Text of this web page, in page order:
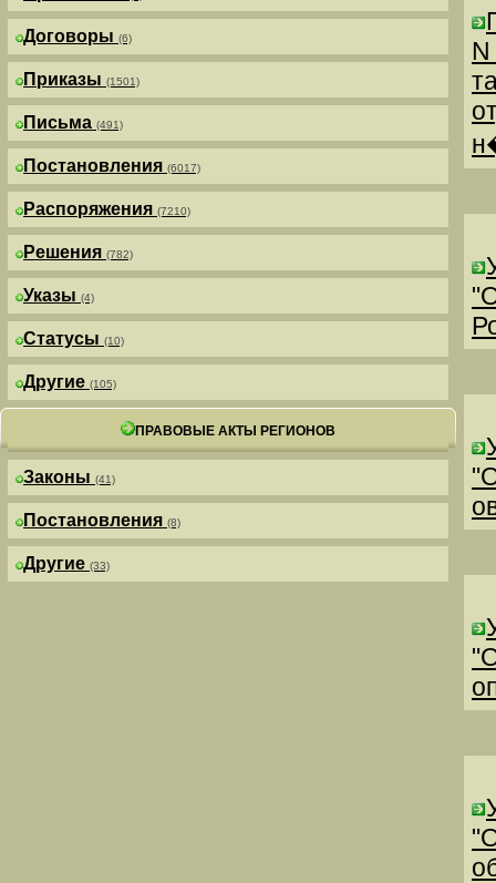
Договоры (6)
Приказы (1501)
Письма (491)
Постановления (6017)
Распоряжения (7210)
Решения (782)
Указы (4)
Статусы (10)
Другие (105)
ПРАВОВЫЕ АКТЫ РЕГИОНОВ
Законы (41)
Постановления (8)
Другие (33)